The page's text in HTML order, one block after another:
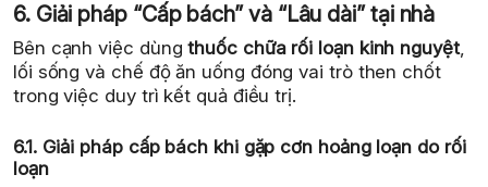
6. Giải pháp “Cấp bách” và “Lâu dài” tại nhà
Bên cạnh việc dùngthuốc chữa rối loạn kinh nguyệt,
lối sống và chế độ ăn uống đóng vai trò then chốt
trong việc duy trì kết quả điều trị.
6.1. Giải pháp cấp bách khi gặp cơn hoảng loạn do rối
loạn